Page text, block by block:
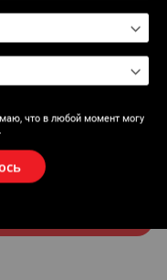
что в любой момент могу